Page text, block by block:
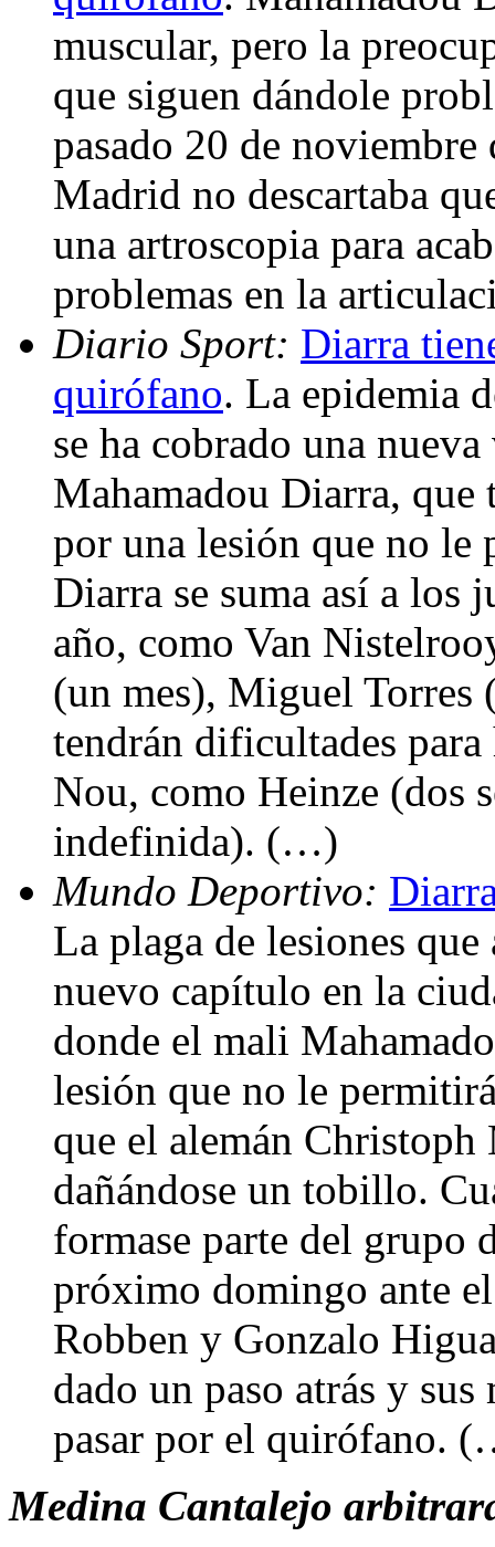
muscular, pero la
que siguen dándole
pasado 20 de
Madrid no descartaba
una artroscopia para
problemas en la
Diario Sport: Diarra
quirófano. La epidemia
se ha cobrado una
Mahamadou Diarra, que
por una lesión que no le
Diarra se suma así a los
año, como Van
(un mes), Miguel Torres
tendrán dificultades
Nou, como Heinze (dos
indefinida). (…)
Mundo Deportivo:
La plaga de lesiones
nuevo capítulo en la
donde el mali
lesión que no le
que el alemán Christoph
dañándose un tobillo.
formase parte del grupo
próximo domingo ante
Robben y Gonzalo
dado un paso atrás y
pasar por el quirófano.
Medina Cantalejo